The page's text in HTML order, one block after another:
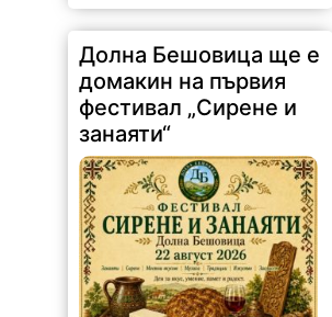
Долна Бешовица ще е
домакин на първия
фестивал „Сирене и
занаяти“